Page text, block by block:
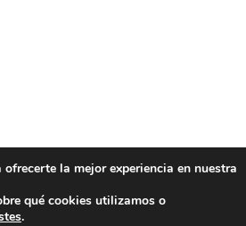
la mejor experiencia en nuestra
qué cookies utilizamos o
.